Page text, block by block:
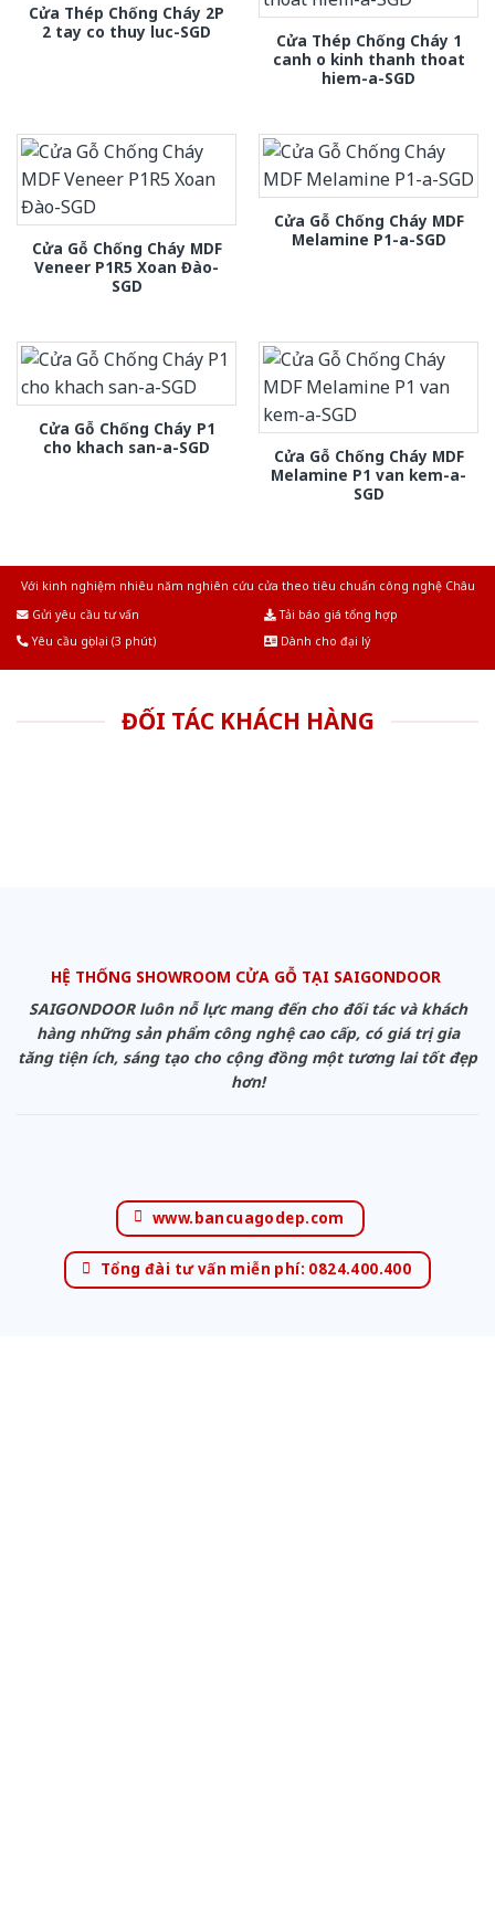
Cửa Thép Chống Cháy 2P
2 tay co thuy luc-SGD
Cửa Thép Chống Cháy 1
canh o kinh thanh thoat
hiem-a-SGD
Cửa Gỗ Chống Cháy MDF
Veneer P1R5 Xoan Đào-
SGD
Cửa Gỗ Chống Cháy MDF
Melamine P1-a-SGD
Cửa Gỗ Chống Cháy P1
cho khach san-a-SGD
Cửa Gỗ Chống Cháy MDF
Melamine P1 van kem-a-
SGD
Với kinh nghiệm nhiêu năm nghiên cứu cửa theo tiêu chuẩn công nghệ Châu
Gửi yêu cầu tư vấn
Tải báo giá tổng hợp
Yêu cầu gọi lại (3 phút)
Dành cho đại lý
ĐỐI TÁC KHÁCH HÀNG
HỆ THỐNG SHOWROOM CỬA GỖ TẠI SAIGONDOOR
SAIGONDOOR luôn nỗ lực mang đến cho đối tác và khách
hàng những sản phẩm công nghệ cao cấp, có giá trị gia
tăng tiện ích, sáng tạo cho cộng đồng một tương lai tốt đẹp
hơn!
www.bancuagodep.com
Tổng đài tư vấn miễn phí: 0824.400.400